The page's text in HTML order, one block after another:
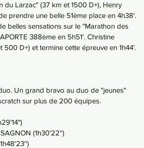
du Larzac" (37 km et 1500 D+), Henry
prendre une belle 51ème place en 4h38'.
belles sensations sur le "Marathon des
388ème en 5h51'. Christine
D+) et termine cette épreuve en 1h44'.
Un grand bravo au duo de "jeunes"
sur plus de 200 équipes.
(1h30'22'')